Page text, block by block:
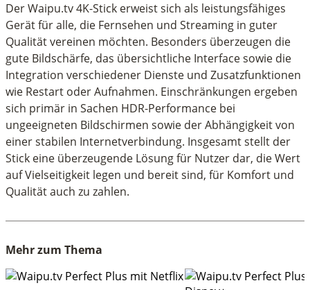
Der Waipu.tv 4K-Stick erweist sich als leistungsfähiges
Gerät für alle, die Fernsehen und Streaming in guter
Qualität vereinen möchten. Besonders überzeugen die
gute Bildschärfe, das übersichtliche Interface sowie die
Integration verschiedener Dienste und Zusatzfunktionen
wie Restart oder Aufnahmen. Einschränkungen ergeben
sich primär in Sachen HDR-Performance bei
ungeeigneten Bildschirmen sowie der Abhängigkeit von
einer stabilen Internetverbindung. Insgesamt stellt der
Stick eine überzeugende Lösung für Nutzer dar, die Wert
auf Vielseitigkeit legen und bereit sind, für Komfort und
Qualität auch zu zahlen.
Mehr zum Thema